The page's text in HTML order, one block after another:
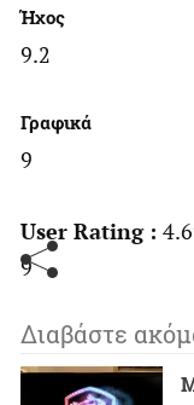
Ήχος
9.2
Γραφικά
9
User Rating :
9
Διαβάστε